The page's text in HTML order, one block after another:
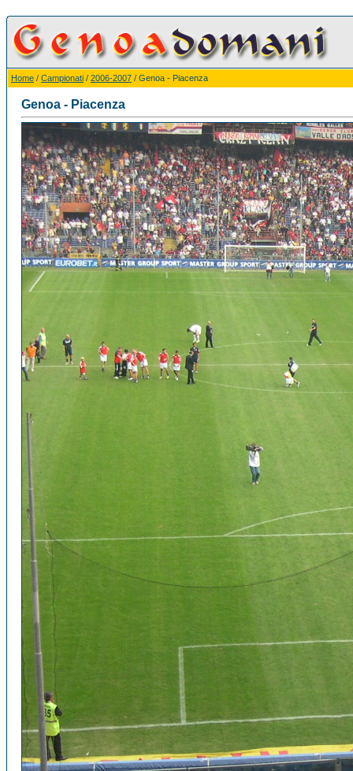
Home / Campionati / 2006-2007 / Genoa - Piacenza
Genoa - Piacenza